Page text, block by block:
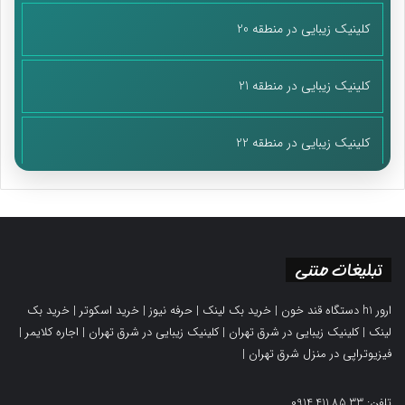
مشکل مواجه شود و بعد از آن، آسیب‌شناسی انجام دهد. پژوهشگاه
باید قبل از اینکه این کار انجام بگیرد، با رویکرد فراکنشی، کار علمی‌اش
را انجام دهد و بسته‌ای از توصیه مدیریتی را روی میز مراکز تصمیم‌گیر
بگذارد و بگوید شما که می‌خواهید این آیین‌نامه را، این قانون را یا این
بخشنامه را تصویب کنید، این اشکالات را دارد و نسخه درستش این
است و جلوی تصویب موارد دارای اشکال را بگیرد و در اصلاح آن کمک
بزنند بلکه نتیجه محور هستند. با تک‌تک اعضای هیأت علمی و
دقیقا مشخص کردیم که هر کدام از اینها در طول یکسال چه کارهایی را
باید انجام دهند و ارزش کمی و کیفی کار آنان چه اندازه است، خروجی
و نتیجه این کارشان چیست و متناسب با خروجی و نتیجه عملکرد
کلینیک زیبایی در منطقه 20
کلینیک زیبایی در منطقه 21
کلینیک زیبایی در منطقه 22
تبلیغات متنی
ارور h1 دستگاه قند خون | خرید بک لینک | حرفه نیوز | خرید اسکوتر | خرید بک
لینک |کلینیک زیبایی در شرق تهران |کلینیک زیبایی در شرق تهران | اجاره کلایمر |
فیزیوتراپی در منزل شرق تهران |